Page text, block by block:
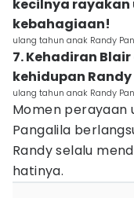
kecilnya rayakan
kebahagiaan!
ulang tahun anak Randy
7. Kehadiran
kehidupan
ulang tahun anak Randy
Momen perayaan
Pangalila
Randy selalu
hatinya.